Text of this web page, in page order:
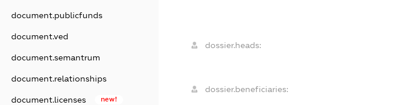
document.publicfunds
document.ved
document.semantrum
document.relationships
document.licenses new!
dossier.heads:
dossier.beneficiaries: